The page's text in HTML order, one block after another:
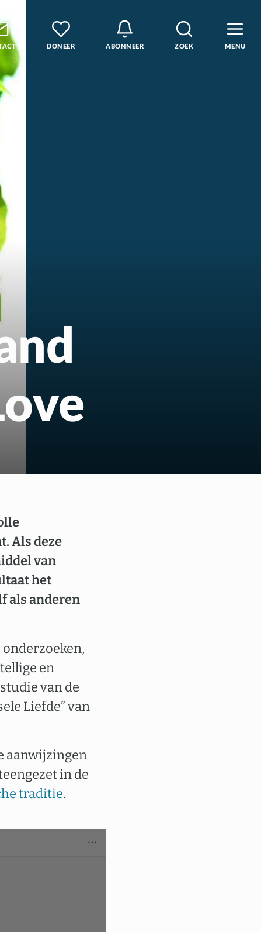
MENU
ZOEK
ABONNEER
DONEER
Als deze
van
het
als anderen
onderzoeken,
en
van de
Liefde” van
aanwijzingen
in de
traditie.